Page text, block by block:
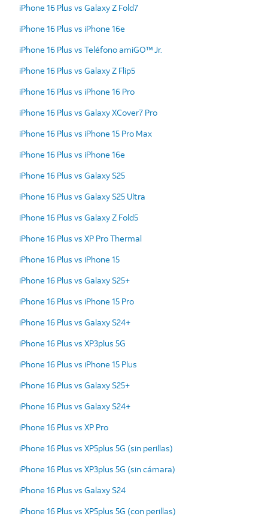
iPhone 16 Plus vs Galaxy Z Fold7
iPhone 16 Plus vs iPhone 16e
iPhone 16 Plus vs Teléfono amiGO™ Jr.
iPhone 16 Plus vs Galaxy Z Flip5
iPhone 16 Plus vs iPhone 16 Pro
iPhone 16 Plus vs Galaxy XCover7 Pro
iPhone 16 Plus vs iPhone 15 Pro Max
iPhone 16 Plus vs iPhone 16e
iPhone 16 Plus vs Galaxy S25
iPhone 16 Plus vs Galaxy S25 Ultra
iPhone 16 Plus vs Galaxy Z Fold5
iPhone 16 Plus vs XP Pro Thermal
iPhone 16 Plus vs iPhone 15
iPhone 16 Plus vs Galaxy S25+
iPhone 16 Plus vs iPhone 15 Pro
iPhone 16 Plus vs Galaxy S24+
iPhone 16 Plus vs XP3plus 5G
iPhone 16 Plus vs iPhone 15 Plus
iPhone 16 Plus vs Galaxy S25+
iPhone 16 Plus vs Galaxy S24+
iPhone 16 Plus vs XP Pro
iPhone 16 Plus vs XP5plus 5G (sin perillas)
iPhone 16 Plus vs XP3plus 5G (sin cámara)
iPhone 16 Plus vs Galaxy S24
iPhone 16 Plus vs XP5plus 5G (con perillas)